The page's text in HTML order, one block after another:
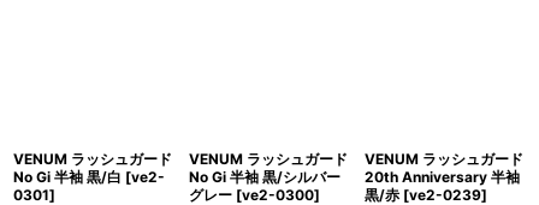
VENUM ラッシュガード
No Gi 半袖 黒/白 [ve2-
0301]
VENUM ラッシュガード
No Gi 半袖 黒/シルバー
グレー [ve2-0300]
VENUM ラッシュガード
20th Anniversary 半袖
黒/赤 [ve2-0239]